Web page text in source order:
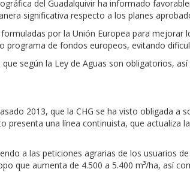
del Guadalquivir ha informado
significativa respecto a los planes
por la Unión Europea para mejorar
de fondos europeos, evitando
según la Ley de Aguas son obligatorios,
2013, que la CHG se ha visto obligada a
una línea continuista, que actualiza
a las peticiones agrarias de los usuarios
que aumenta de 4.500 a 5.400 m³/ha, así